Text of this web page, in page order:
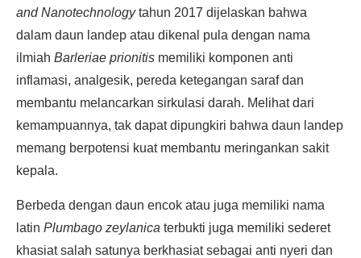
and Nanotechnologytahun 2017 dijelaskan bahwa
dalam daun landep atau dikenal pula dengan nama
ilmiah Barleriae prionitis memiliki komponen anti
inflamasi, analgesik, pereda ketegangan saraf dan
membantu melancarkan sirkulasi darah. Melihat dari
kemampuannya, tak dapat dipungkiri bahwa daun landep
memang berpotensi kuat membantu meringankan sakit
kepala.
Berbeda dengan daun encok atau juga memiliki nama
latin Plumbago zeylanica terbukti juga memiliki sederet
khasiat salah satunya berkhasiat sebagai anti nyeri dan